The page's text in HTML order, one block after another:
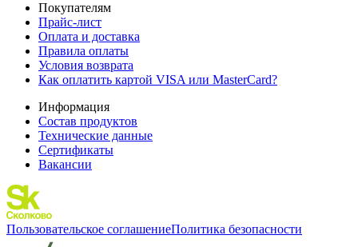
Покупателям
Прайс-лист
Оплата и доставка
Правила оплаты
Условия возврата
Как оплатить картой VISA или MasterCard?
Информация
Состав продуктов
Технические данные
Сертификаты
Вакансии
Пользовательское соглашениеПолитика безопасности